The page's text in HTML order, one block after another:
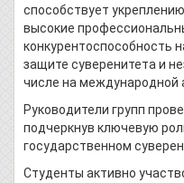
способствует
высокие
конкурентоспособность
защите суверенитета и
числе на международной
Руководители групп
подчеркнув ключевую
государственном
Студенты активно